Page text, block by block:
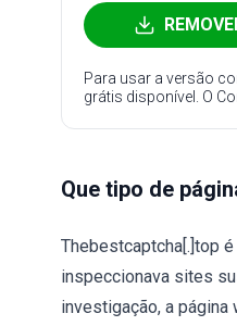
Para usar a versão
grátis disponível. O
Que tipo de
Thebestcaptcha[.]top
inspeccionava sites
investigação, a